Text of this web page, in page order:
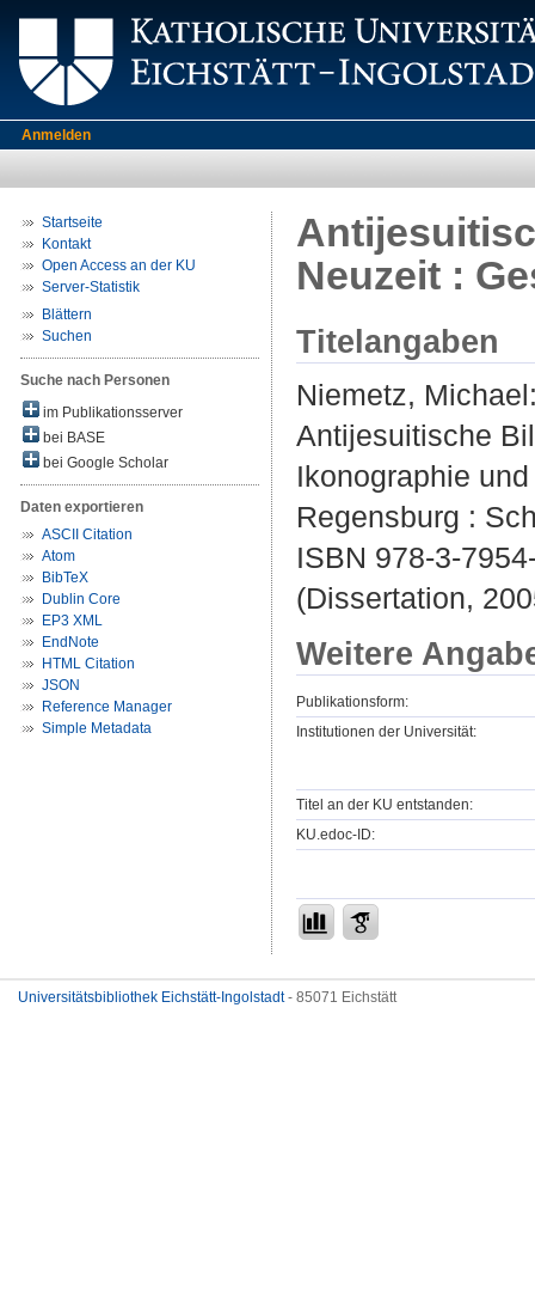
Anmelden
Startseite
Kontakt
Open Access an der KU
Server-Statistik
Blättern
Suchen
Suche nach Personen
im Publikationsserver
bei BASE
bei Google Scholar
Daten exportieren
ASCII Citation
Atom
BibTeX
Dublin Core
EP3 XML
EndNote
HTML Citation
JSON
Reference Manager
Simple Metadata
Neuzeit :
Titelangaben
Niemetz, Michael
Antijesuitische
Ikonographie
Regensburg :
ISBN 978-3-
(Dissertation,
Weitere
Publikationsform:
Institutionen der Universität:
Titel an der KU entstanden:
KU.edoc-ID:
Universitätsbibliothek Eichstätt-Ingolstadt- 85071 Eichstätt